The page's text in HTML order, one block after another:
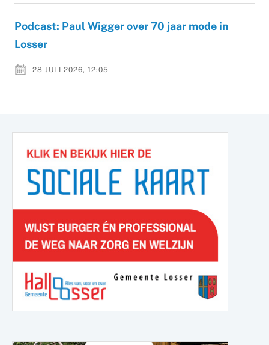
Podcast: Paul Wigger over 70 jaar mode in
Losser
28 JULI 2026, 12:05